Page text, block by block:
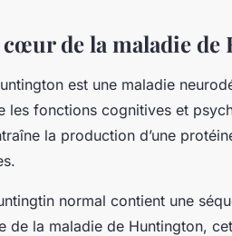
cœur de la maladie
est une maladie
les fonctions cognitives et
la production d’une
normal contient une
de la maladie de Huntington,